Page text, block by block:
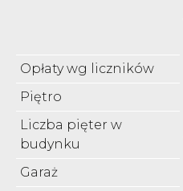
Opłaty wg liczników
Piętro
Liczba pięter w
budynku
Garaż